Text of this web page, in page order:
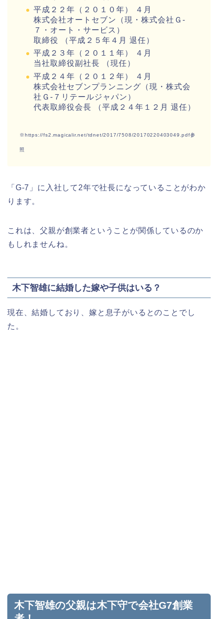
平成２２年（２０１０年） ４月
株式会社オートセブン（現・株式会社Ｇ‐
７・オート・サービス）
取締役 （平成２５年４月 退任）
平成２３年（２０１１年） ４月
当社取締役副社長 （現任）
平成２４年（２０１２年） ４月
株式会社セブンプランニング（現・株式会
社Ｇ‐７リテールジャパン）
代表取締役会長 （平成２４年１２月 退任）
※https://fs2.magicalir.net/tdnet/2017/7508/20170220403049.pdf参
照
「G-7」に入社して2年で社長になっていることがわか
ります。
これは、父親が創業者ということが関係しているのか
もしれませんね。
木下智雄に結婚した嫁や子供はいる？
現在、結婚しており、嫁と息子がいるとのことでし
た。
木下智雄の父親は木下守で会社G7創業